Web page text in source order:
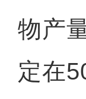
物产
定在